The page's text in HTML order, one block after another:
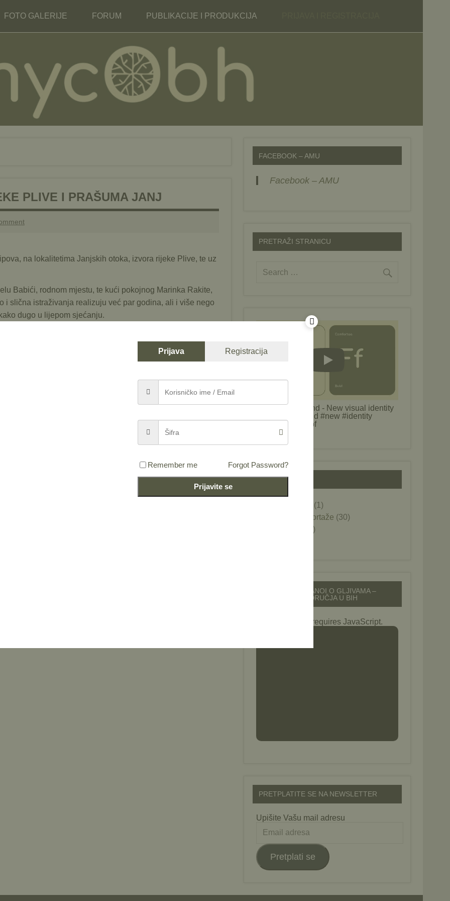
MYCOBH – Mycological Society MYCOBH
FOTO GALERIJE FORUM PUBLIKACIJE I PRODUKCIJA
PLIVE I PRAŠUMA JANJ
na lokalitetima Janjskih otoka, izvora rijeke Plive, te uz
Babići, rodnom mjestu, te kući pokojnog Marinka Rakite,
i slična istraživanja realizuju već par godina, ali i više nego
dugo u lijepom sjećanju.
je još uvijek u solidnom zamahu, pa je i broj
rezervata su svakako lokaliteti na koje se vrijedi
uskoro.
FACEBOOK – AMU
Facebook – AMU
PRETRAŽI STRANICU
Play
MycoBH Rebrand - New visual identity
#MycoBH #brand #new #identity
#mycology #cepf
KATEGORIJE
(1)
Novosti i reportaže (30)
(12)
EDUKACIJSKI PANOI O GLJIVAMA –
ZAŠTIĆENA PODRUČJA U BIH
This slideshow requires JavaScript.
PRETPLATITE SE NA NEWSLETTER
Upišite Vašu mail adresu
adresa
Pretplati se
Prijava Registracija
Remember me Forgot Password?
Prijavite se